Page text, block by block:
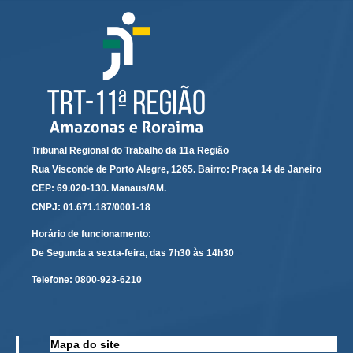
Audiências e Sessões
Calendário das Sessões da 1ª Turma 2026
Calendário de Sessões da 2ª Turma - 2026
Calendário das Sessões da 3ª Turma 2026
Calendário das Sessões do Pleno e Especializadas 2026
Carta de Serviços ao Cidadão
Cartilhas
Cadastro de Peritos, Tradutores e Intérpretes
Calendários
Calendário Geral
Calendário de Eventos
Tribunal Regional do Trabalho da 11a Região
Rua Visconde de Porto Alegre, 1265. Bairro: Praça 14 de Janeiro
CEP: 69.020-130. Manaus/AM.
CNPJ: 01.671.187/0001-18
Horário de funcionamento:
De Segunda a sexta-feira, das 7h30 às 14h30
Telefone: 0800-923-6210
Mapa do site